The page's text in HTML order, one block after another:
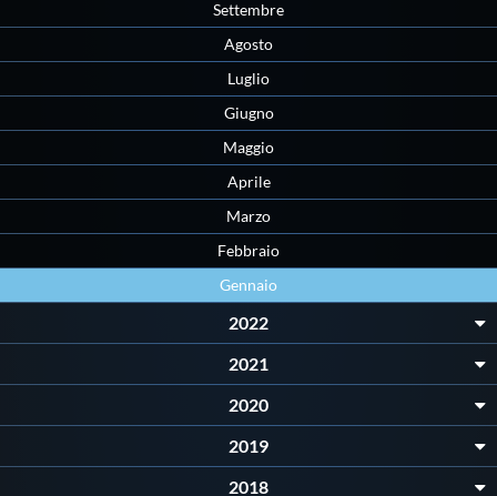
Videogallery
Intranet
Webmail
Contatti
Mappa del sito
Settembre
Agosto
Luglio
Giugno
Maggio
Aprile
Marzo
Febbraio
Gennaio
2022
2021
2020
2019
2018